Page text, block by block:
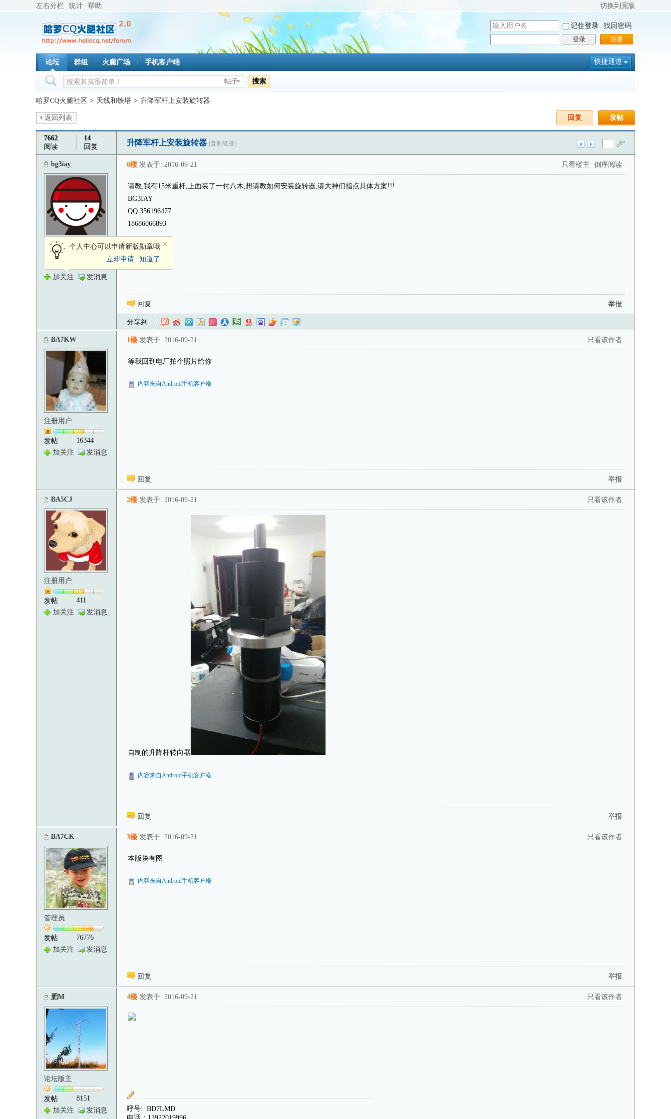
切换到宽版
左右分栏 统计 帮助
用
户
名
码
记住登录
登录
找回密码
注册
快捷通道
论坛 群组 火腿广场 手机客户端
帖子 搜索
哈罗CQ火腿社区 > 天线和铁塔 > 升降军杆上安装旋转器
发帖
回复
返回列表
7662
阅读
14
回复
升降军杆上安装旋转器 [复制链接]
bg3iay
注册用户个人中心可以申请新版勋章哦
立即申请
知道了
加关注
发消息
只看楼主 倒序阅读
0楼 发表于: 2016-09-21
请教,我有15米重杆,上面装了一付八木,想请教如何安装旋转器,请大神们指点具体方案!!!
BG3IAY
QQ:356196477
18686066893
回复 举报
分享到
BA7KW
注册用户
发帖
16344
加关注
发消息
只看该作者
1楼 发表于: 2016-09-21
等我回到电厂拍个照片给你
内容来自Android手机客户端
回复 举报
BA5CJ
注册用户
发帖
411
加关注
发消息
只看该作者
2楼 发表于: 2016-09-21
自制的升降杆转向器
内容来自Android手机客户端
回复 举报
BA7CK
管理员
发帖
76776
加关注
发消息
只看该作者
3楼 发表于: 2016-09-21
本版块有图
内容来自Android手机客户端
回复 举报
肥M
论坛版主
发帖
8151
加关注
发消息
只看该作者
4楼 发表于: 2016-09-21
呼号: BD7LMD